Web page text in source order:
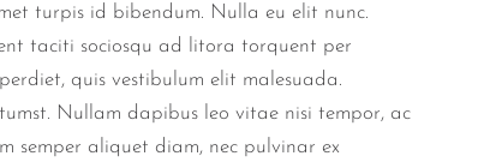
turpis id bibendum. Nulla eu elit nunc.
taciti sociosqu ad litora torquent per
quis vestibulum elit malesuada.
Nullam dapibus leo vitae nisi tempor, ac
semper aliquet diam, nec pulvinar ex